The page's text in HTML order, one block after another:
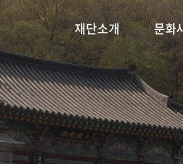
재단소개
비전/목표 재단연혁
문화
트라 꿈의 예술단 플러스
활축제 예천곤충축제